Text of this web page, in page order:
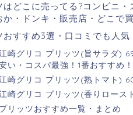
はどこに売ってる?コンビニ
か・ドンキ・販売店・どこで
おすすめ3選・口コミでも人気
崎グリコ プリッツ(旨サラダ)
い・コスパ最強！1番おすすめ！
崎グリコ プリッツ(熟トマト)
崎グリコ プリッツ(香りロース
プリッツおすすめ一覧・まとめ